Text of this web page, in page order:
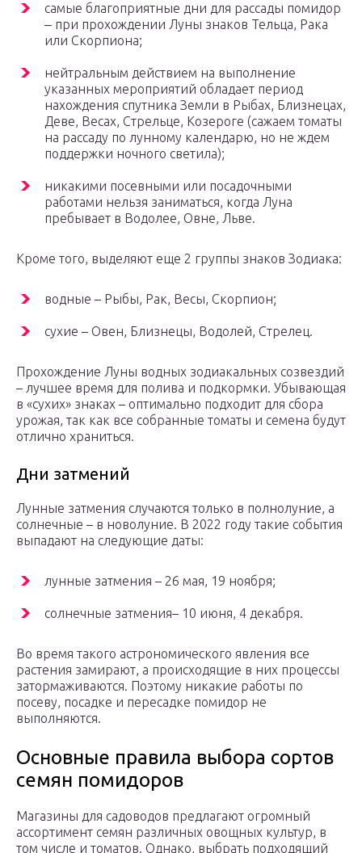
самые благоприятные дни для рассады помидор
‒ при прохождении Луны знаков Тельца, Рака
или Скорпиона;
нейтральным действием на выполнение
указанных мероприятий обладает период
нахождения спутника Земли в Рыбах, Близнецах,
Деве, Весах, Стрельце, Козероге (сажаем томаты
на рассаду по лунному календарю, но не ждем
поддержки ночного светила);
никакими посевными или посадочными
работами нельзя заниматься, когда Луна
пребывает в Водолее, Овне, Льве.
Кроме того, выделяют еще 2 группы знаков Зодиака:
водные – Рыбы, Рак, Весы, Скорпион;
сухие – Овен, Близнецы, Водолей, Стрелец.
Прохождение Луны водных зодиакальных созвездий
– лучшее время для полива и подкормки. Убывающая
в «сухих» знаках – оптимально подходит для сбора
урожая, так как все собранные томаты и семена будут
отлично храниться.
Дни затмений
Лунные затмения случаются только в полнолуние, а
солнечные – в новолуние. В 2022 году такие события
выпадают на следующие даты:
лунные затмения – 26 мая, 19 ноября;
солнечные затмения– 10 июня, 4 декабря.
Во время такого астрономического явления все
растения замирают, а происходящие в них процессы
затормаживаются. Поэтому никакие работы по
посеву, посадке и пересадке помидор не
выполняются.
Основные правила выбора сортов
семян помидоров
Магазины для садоводов предлагают огромный
ассортимент семян различных овощных культур, в
том числе и томатов. Однако, выбрать подходящий